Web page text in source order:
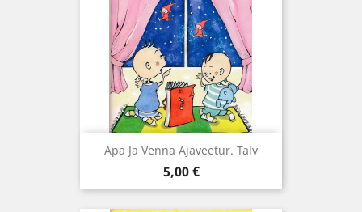
Apa Ja Venna Ajaveetur. Talv
Hind
5,00 €